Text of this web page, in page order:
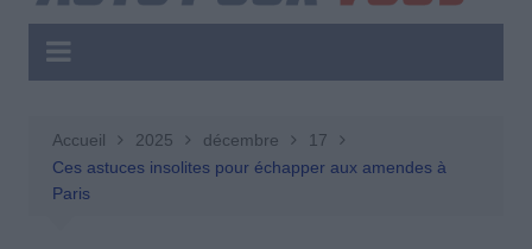
Accueil 2025 décembre
17
Ces astuces insolites pour échapper aux amendes à
Paris